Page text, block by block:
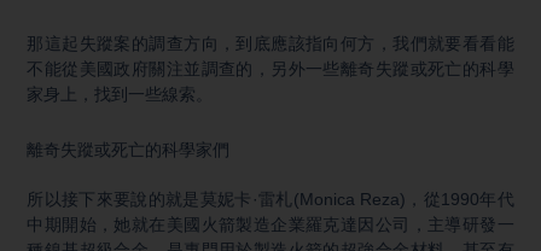
那這起失蹤案的調查方向，到底應該指向何方，我們就要看看能
不能從美國政府關注並調查的，另外一些離奇失蹤或死亡的科學
家身上，找到一些線索。
離奇失蹤或死亡的科學家們
所以接下來要說的就是莫妮卡·雷札(Monica Reza)，從1990年代
中期開始，她就在美國火箭製造企業羅克達因公司，主導研發一